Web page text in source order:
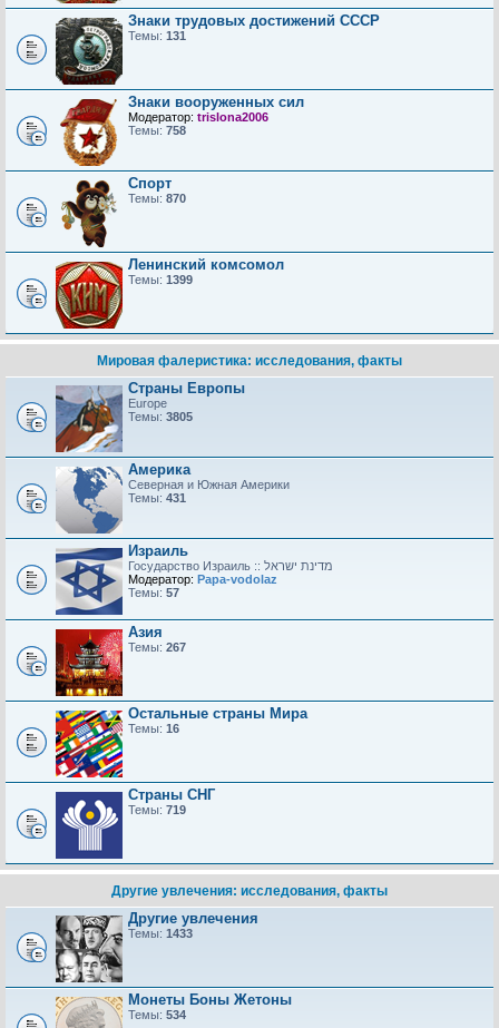
Знаки трудовых достижений CCCP
Темы: 131
Знаки вооруженных сил
Модератор: trislona2006
Темы: 758
Спорт
Темы: 870
Ленинский комсомол
Темы: 1399
Мировая фалеристика: исследования, факты
Страны Европы
Europe
Темы: 3805
Америка
Северная и Южная Америки
Темы: 431
Израиль
Модератор: Papa-vodolaz
Темы: 57
Азия
Темы: 267
Остальные страны Мира
Темы: 16
Страны СНГ
Темы: 719
Другие увлечения: исследования, факты
Другие увлечения
Темы: 1433
Монеты Боны Жетоны
Темы: 534